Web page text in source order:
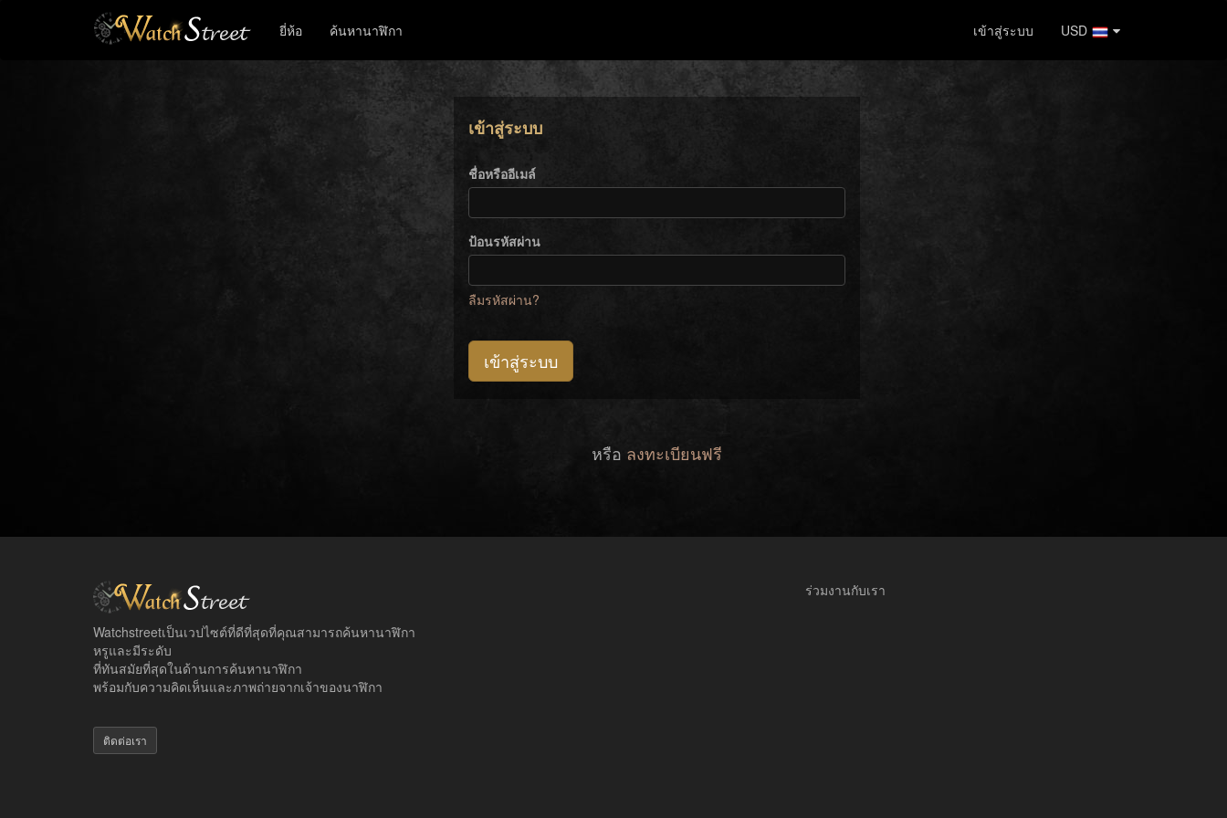
ยี่ห้อ ค้นหานาฬิกา เข้าสู่ระบบ USD
เข้าสู่ระบบ
ชื่อหรืออีเมล์
ป้อนรหัสผ่าน
ลืมรหัสผ่าน?
เข้าสู่ระบบ
หรือ ลงทะเบียนฟรี
Watchstreetเป็นเวปไซต์ที่ดีที่สุดที่คุณสามารถค้นหานาฬิกา
หรูและมีระดับ
ที่ทันสมัยที่สุดในด้านการค้นหานาฬิกา
พร้อมกับความคิดเห็นและภาพถ่ายจากเจ้าของนาฬิกา
ติดต่อเรา
ร่วมงานกับเรา